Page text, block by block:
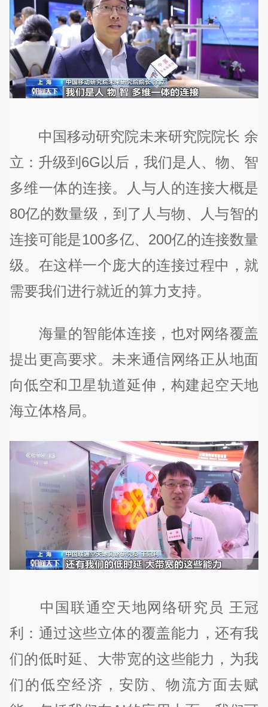
中国移动研究院未来研究院院长 余
立：升级到6G以后，我们是人、物、智
多维一体的连接。人与人的连接大概是
80亿的数量级，到了人与物、人与智的
连接可能是100多亿、200亿的连接数量
级。在这样一个庞大的连接过程中，就
需要我们进行就近的算力支持。
海量的智能体连接，也对网络覆盖
提出更高要求。未来通信网络正从地面
向低空和卫星轨道延伸，构建起空天地
海立体格局。
中国联通空天地网络研究员 王冠
利：通过这些立体的覆盖能力，还有我
们的低时延、大带宽的这些能力，为我
们的低空经济，安防、物流方面去赋